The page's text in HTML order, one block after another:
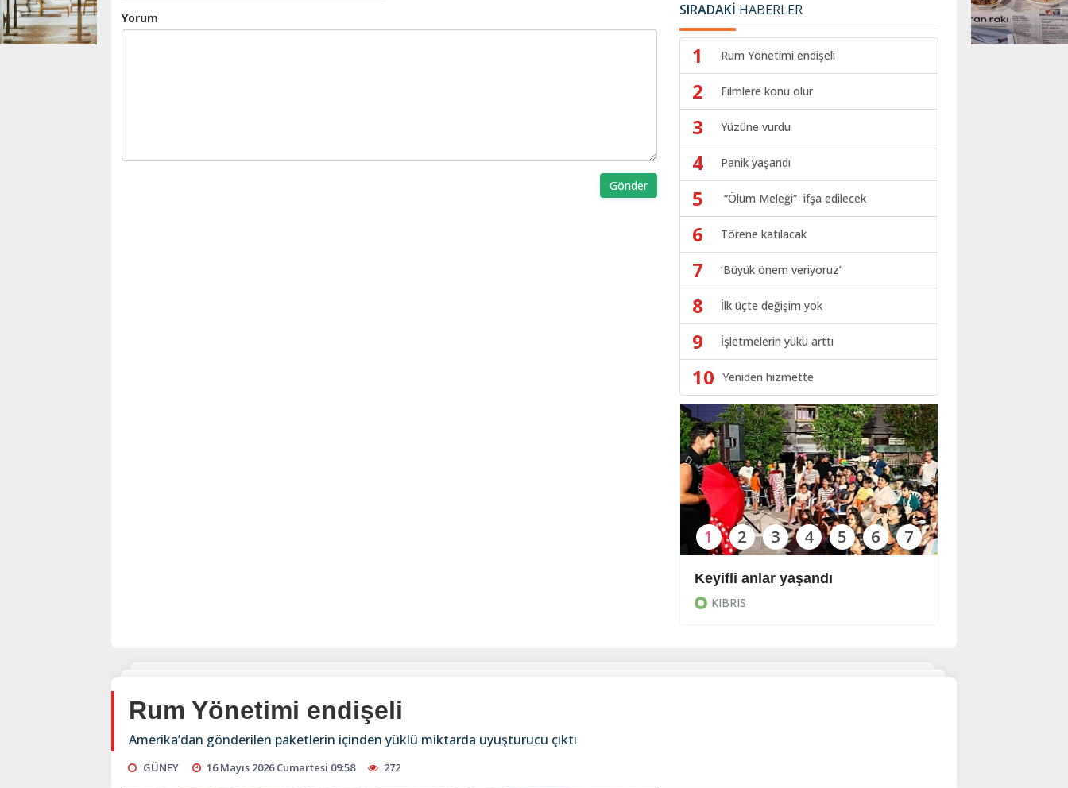
Yorum
Gönder
SIRADAKİ HABERLER
1 Rum Yönetimi endişeli
2 Filmlere konu olur
3 Yüzüne vurdu
4 Panik yaşandı
5 “Ölüm Meleği” ifşa edilecek
6 Törene katılacak
7 ‘Büyük önem veriyoruz’
8 İlk üçte değişim yok
9 İşletmelerin yükü arttı
10 Yeniden hizmette
Keyifli anlar yaşandı
KIBRIS
1 2 3 4 5 6 7
Rum Yönetimi endişeli
Amerika’dan gönderilen paketlerin içinden yüklü miktarda uyuşturucu çıktı
GÜNEY 16 Mayıs 2026 Cumartesi 09:58 272